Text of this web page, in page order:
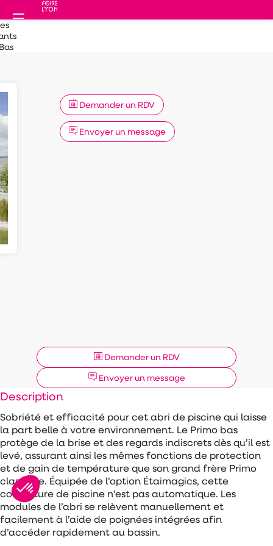
Demander un RDV
Envoyer un message
Demander un RDV
Envoyer un message
Description
Sobriété et efficacité pour cet abri de piscine qui laisse
la part belle à votre environnement. Le Primo bas
protège de la brise et des regards indiscrets dès qu’il est
levé, assurant ainsi les mêmes fonctions de protection
et de gain de température que son grand frère Primo
classique. Équipée de l’option Étaimagics, cette
couverture de piscine n’est pas automatique. Les
modules de l’abri se relèvent manuellement et
facilement à l’aide de poignées intégrées afin
d’accéder rapidement au bassin.